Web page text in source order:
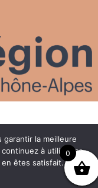
0
la meilleure
à utiliser ce
êtes satisfait.